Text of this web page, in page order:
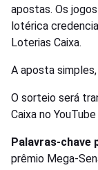
apostas. Os
lotérica
Loterias Caixa.
A aposta
O sorteio será
Caixa no
Palavras-chave
prêmio Mega-